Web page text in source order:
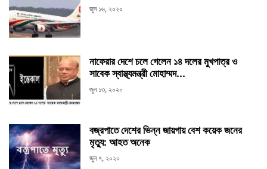
জুন ১৬, ২০২০
নাফেরার দেশে চলে গেলেন ১৪ দলের মুখপাত্র ও
সাবেক স্বাস্থ্যমন্ত্রী মোহাম্মদ...
জুন ১৩, ২০২০
বজ্রপাতে দেশের ভিন্ন জায়গায় বেশ কয়েক জনের
মৃত্যু: আহত অনেক
জুন ৭, ২০২০